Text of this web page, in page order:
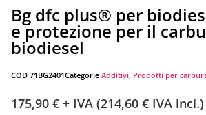
Bg dfc plus® per
e protezione per il
biodiesel
COD 71BG2401Categorie Additivi, Prodotti per
175,90 € + IVA (214,60 € IVA incl.)